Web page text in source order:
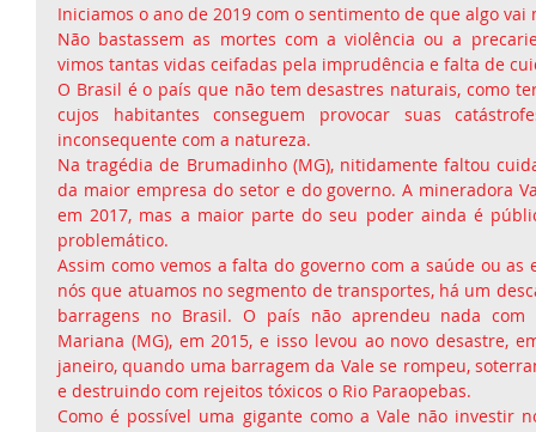
Iniciamos o ano de 2019 com o sentimento de que algo
Não bastassem as mortes com a violência ou a
vimos tantas vidas ceifadas pela imprudência e falta de
O Brasil é o país que não tem desastres naturais, como
cujos habitantes conseguem provocar suas
inconsequente com a natureza.
Na tragédia de Brumadinho (MG), nitidamente faltou
da maior empresa do setor e do governo. A mineradora
em 2017, mas a maior parte do seu poder ainda é
problemático.
Assim como vemos a falta do governo com a saúde ou as
nós que atuamos no segmento de transportes, há um
barragens no Brasil. O país não aprendeu nada
Mariana (MG), em 2015, e isso levou ao novo desastre,
janeiro, quando uma barragem da Vale se rompeu,
e destruindo com rejeitos tóxicos o Rio Paraopebas.
Como é possível uma gigante como a Vale não investir